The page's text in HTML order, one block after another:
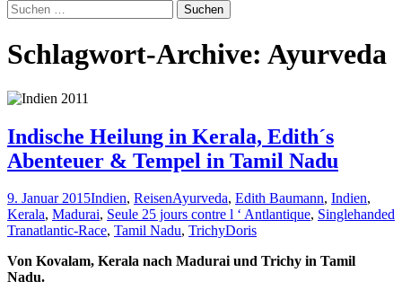
Suchen
nach:
Schlagwort-Archive: Ayurveda
Indische Heilung in Kerala, Edith´s
Abenteuer & Tempel in Tamil Nadu
9. Januar 2015Indien, ReisenAyurveda, Edith Baumann, Indien,
Kerala, Madurai, Seule 25 jours contre l ‘ Antlantique, Singlehanded
Tranatlantic-Race, Tamil Nadu, TrichyDoris
Von Kovalam, Kerala nach Madurai und Trichy in Tamil
Nadu.